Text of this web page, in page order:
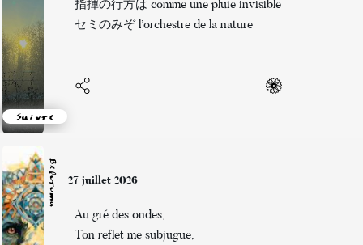
Suivre
指揮の行方は comme une pluie invisible
セミのみぞ l’orchestre de la nature
Beloroma 27 juillet 2026
Au gré des ondes,
Ton reflet me subjugue,